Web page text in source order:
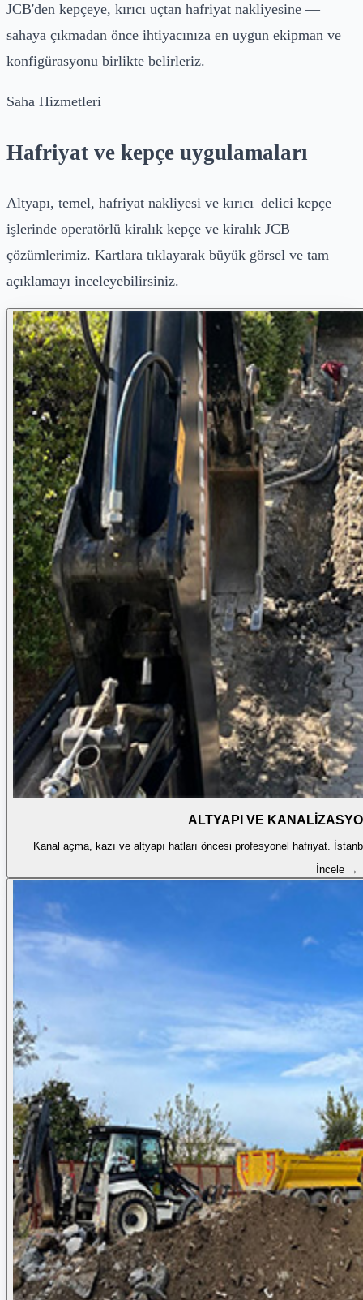
JCB'den kepçeye, kırıcı uçtan hafriyat nakliyesine —
sahaya çıkmadan önce ihtiyacınıza en uygun ekipman ve
konfigürasyonu birlikte belirleriz.
Saha Hizmetleri
Hafriyat ve kepçe uygulamaları
Altyapı, temel, hafriyat nakliyesi ve kırıcı–delici kepçe
işlerinde operatörlü kiralık kepçe ve kiralık JCB
çözümlerimiz. Kartlara tıklayarak büyük görsel ve tam
açıklamayı inceleyebilirsiniz.
ALTYAPI VE
Kanal açma, kazı ve altyapı hatları öncesi profesyonel hafriyat.
İncele →